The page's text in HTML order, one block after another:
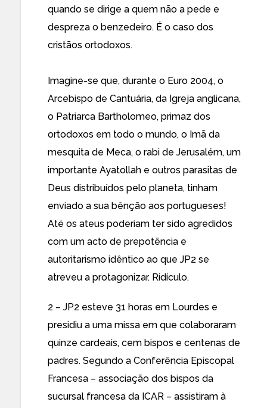
quando se dirige a quem não a pede e
despreza o benzedeiro. É o caso dos
cristãos ortodoxos.
Imagine-se que, durante o Euro 2004, o
Arcebispo de Cantuária, da Igreja anglicana,
o Patriarca Bartholomeo, primaz dos
ortodoxos em todo o mundo, o Imã da
mesquita de Meca, o rabi de Jerusalém, um
importante Ayatollah e outros parasitas de
Deus distribuídos pelo planeta, tinham
enviado a sua bênção aos portugueses!
Até os ateus poderiam ter sido agredidos
com um acto de prepotência e
autoritarismo idêntico ao que JP2 se
atreveu a protagonizar. Ridículo.
2 – JP2 esteve 31 horas em Lourdes e
presidiu a uma missa em que colaboraram
quinze cardeais, cem bispos e centenas de
padres. Segundo a Conferência Episcopal
Francesa – associação dos bispos da
sucursal francesa da ICAR – assistiram à